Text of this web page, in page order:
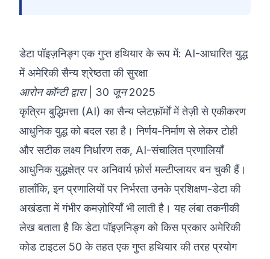
🇮🇳
©2026 8200 साइबर बूटकैंप
डेटा पॉइज़निङ्ग एक गुप्त हथियार के रूप में: AI-आधारित युद्ध
में अमेरिकी सैन्य श्रेष्ठता की सुरक्षा
आरोन कॉन्टी द्वारा | 30 जून 2025
कृत्रिम बुद्धिमत्ता (AI) का सैन्य प्लेटफ़ॉर्मों में तेज़ी से एकीकरण
आधुनिक युद्ध को बदल रहा है। निर्णय-निर्माण से लेकर टोही
और सटीक लक्ष्य निर्धारण तक, AI-संचालित प्रणालियाँ
आधुनिक युद्धक्षेत्र पर अनिवार्य फ़ोर्स मल्टीप्लायर बन चुकी हैं।
हालाँकि, इन प्रणालियों पर निर्भरता उनके प्रशिक्षण-डेटा की
अखंडता में गंभीर कमज़ोरियाँ भी लाती है। यह लंबा तकनीकी
लेख बताता है कि डेटा पॉइज़निङ्ग को किस प्रकार अमेरिकी
कोड टाइटल 50 के तहत एक गुप्त हथियार की तरह प्रयोग